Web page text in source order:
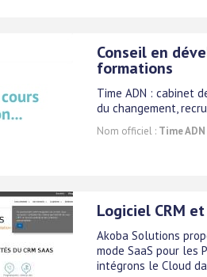
Conseil en
formations
Time ADN : cabinet
du changement,
Nom officiel : Time ADN
Logiciel CRM
Akoba Solutions
mode SaaS pour les
intégrons le Cloud